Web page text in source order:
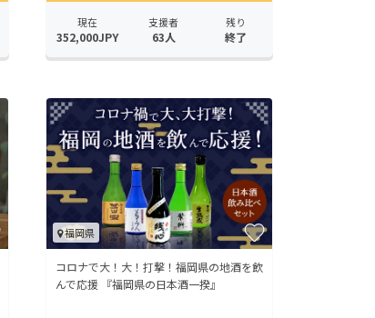
現在
352,000JPY
支援者
63人
残り
終了
福岡県
コロナで大！大！打撃！福岡県の地酒を飲
んで応援 『福岡県の日本酒一揆』